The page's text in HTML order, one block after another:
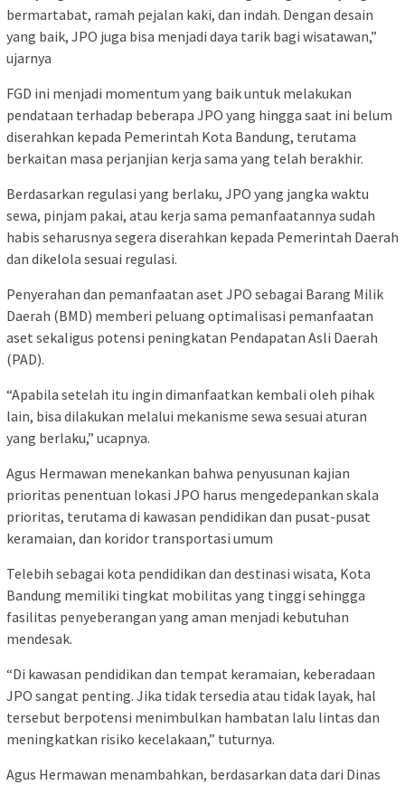
bermartabat, ramah pejalan kaki, dan indah. Dengan desain
yang baik, JPO juga bisa menjadi daya tarik bagi wisatawan,”
ujarnya
FGD ini menjadi momentum yang baik untuk melakukan
pendataan terhadap beberapa JPO yang hingga saat ini belum
diserahkan kepada Pemerintah Kota Bandung, terutama
berkaitan masa perjanjian kerja sama yang telah berakhir.
Berdasarkan regulasi yang berlaku, JPO yang jangka waktu
sewa, pinjam pakai, atau kerja sama pemanfaatannya sudah
habis seharusnya segera diserahkan kepada Pemerintah Daerah
dan dikelola sesuai regulasi.
Penyerahan dan pemanfaatan aset JPO sebagai Barang Milik
Daerah (BMD) memberi peluang optimalisasi pemanfaatan
aset sekaligus potensi peningkatan Pendapatan Asli Daerah
(PAD).
“Apabila setelah itu ingin dimanfaatkan kembali oleh pihak
lain, bisa dilakukan melalui mekanisme sewa sesuai aturan
yang berlaku,” ucapnya.
Agus Hermawan menekankan bahwa penyusunan kajian
prioritas penentuan lokasi JPO harus mengedepankan skala
prioritas, terutama di kawasan pendidikan dan pusat-pusat
keramaian, dan koridor transportasi umum
Telebih sebagai kota pendidikan dan destinasi wisata, Kota
Bandung memiliki tingkat mobilitas yang tinggi sehingga
fasilitas penyeberangan yang aman menjadi kebutuhan
mendesak.
“Di kawasan pendidikan dan tempat keramaian, keberadaan
JPO sangat penting. Jika tidak tersedia atau tidak layak, hal
tersebut berpotensi menimbulkan hambatan lalu lintas dan
meningkatkan risiko kecelakaan,” tuturnya.
Agus Hermawan menambahkan, berdasarkan data dari Dinas